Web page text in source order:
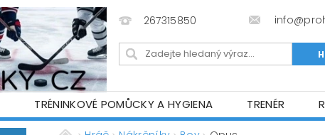
267315850
TRÉNINKOVÉ POMŮCKY A HYGIENA TRENÉR
WARRIOR OBLEČENÍ OBCHODNÍ PODMÍNKY